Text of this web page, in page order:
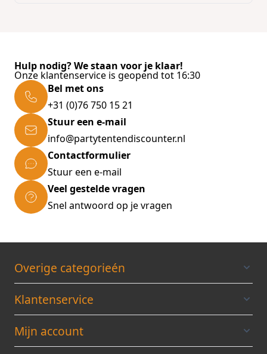
105,5
Hoogte verpakking
40,5
Hulp nodig? We staan voor je klaar!
Onze klantenservice is geopend tot 16:30
Bel met ons
+31 (0)76 750 15 21
Stuur een e-mail
info@partytentendiscounter.nl
Contactformulier
Stuur een e-mail
Veel gestelde vragen
Snel antwoord op je vragen
Overige categorieén
Klantenservice
Mijn account